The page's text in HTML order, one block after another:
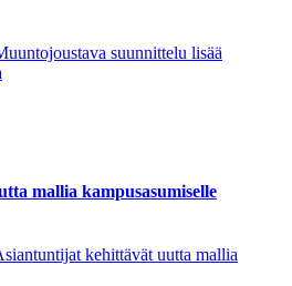
suunnittelu lisää
mallia kampusasumiselle
kehittävät uutta mallia